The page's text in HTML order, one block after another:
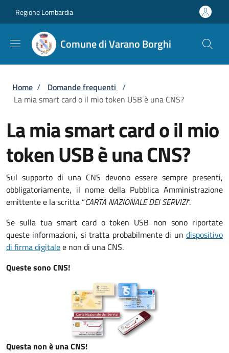
Regione Lombardia
Comune di Varano Borghi
Briciole di pane
Home / Domande frequenti /
La mia smart card o il mio token USB è una CNS?
La mia smart card o il mio
token USB è una CNS?
Sul supporto di una CNS devono essere sempre presenti,
obbligatoriamente, il nome della Pubblica Amministrazione
emittente e la scritta “CARTA NAZIONALE DEI SERVIZI”.
Se sulla tua smart card o token USB non sono riportate
queste informazioni, si tratta probabilmente di un dispositivo
di firma digitalee non di una CNS.
Queste sono CNS!
Questa non è una CNS!